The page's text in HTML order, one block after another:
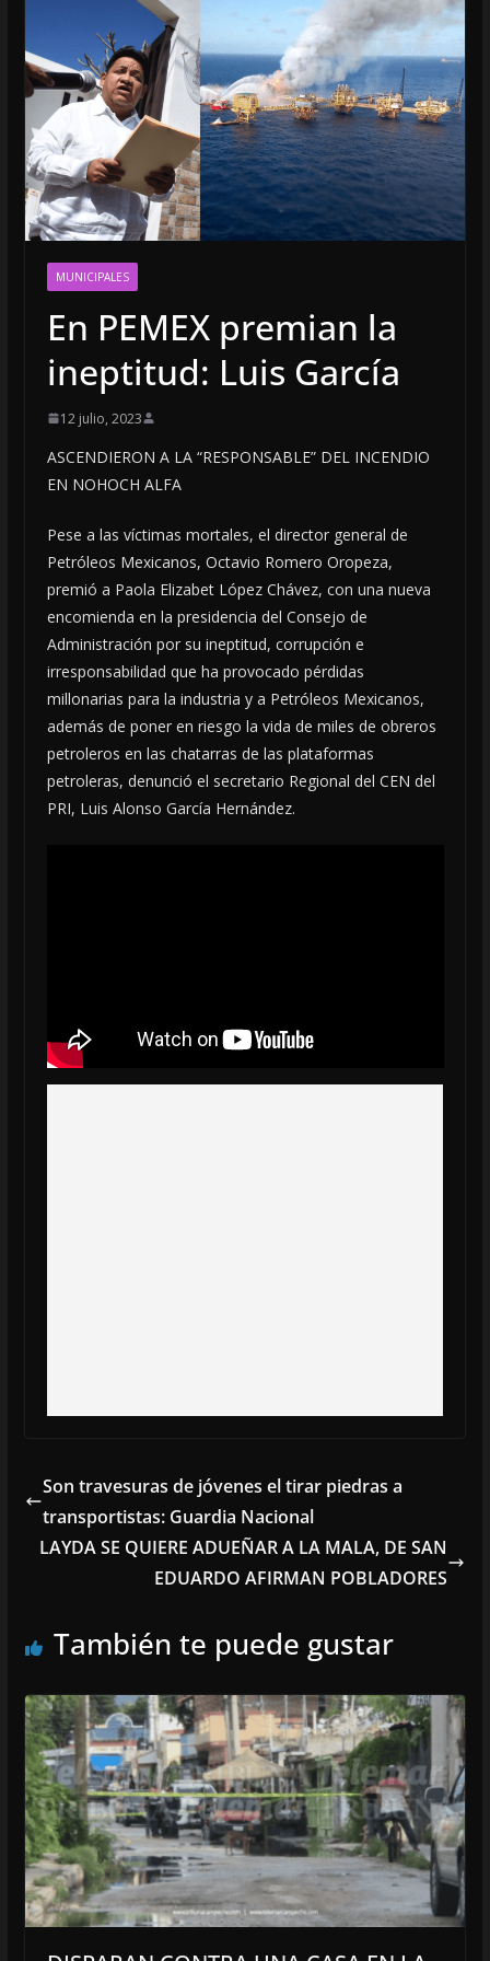
MUNICIPALES
En PEMEX premian la
ineptitud: Luis García
12 julio, 2023
ASCENDIERON A LA “RESPONSABLE” DEL INCENDIO
EN NOHOCH ALFA
Pese a las víctimas mortales, el director general de
Petróleos Mexicanos, Octavio Romero Oropeza,
premió a Paola Elizabet López Chávez, con una nueva
encomienda en la presidencia del Consejo de
Administración por su ineptitud, corrupción e
irresponsabilidad que ha provocado pérdidas
millonarias para la industria y a Petróleos Mexicanos,
además de poner en riesgo la vida de miles de obreros
petroleros en las chatarras de las plataformas
petroleras, denunció el secretario Regional del CEN del
PRI, Luis Alonso García Hernández.
Son travesuras de jóvenes el tirar piedras a
transportistas: Guardia Nacional
LAYDA SE QUIERE ADUEÑAR A LA MALA, DE SAN
EDUARDO AFIRMAN POBLADORES
También te puede gustar